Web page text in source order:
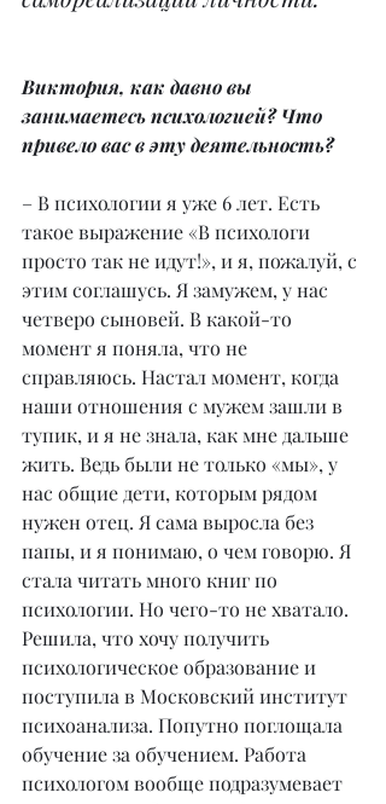
Виктория, как давно вы
занимаетесь психологией? Что
привело вас в эту деятельность?
– В психологии я уже 6 лет. Есть
такое выражение «В психологи
просто так не идут!», и я, пожалуй, с
этим соглашусь. Я замужем, у нас
четверо сыновей. В какой-то
момент я поняла, что не
справляюсь. Настал момент, когда
наши отношения с мужем зашли в
тупик, и я не знала, как мне дальше
жить. Ведь были не только «мы», у
нас общие дети, которым рядом
нужен отец. Я сама выросла без
папы, и я понимаю, о чем говорю. Я
стала читать много книг по
психологии. Но чего-то не хватало.
Решила, что хочу получить
психологическое образование и
поступила в Московский институт
психоанализа. Попутно поглощала
обучение за обучением. Работа
психологом вообще подразумевает